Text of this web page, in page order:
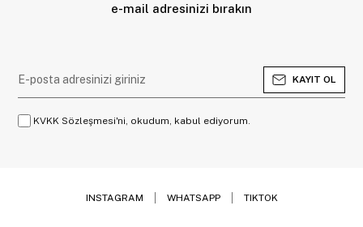
e-mail adresinizi bırakın
KAYIT OL
KVKK Sözleşmesi'ni, okudum, kabul ediyorum.
INSTAGRAM WHATSAPP TIKTOK